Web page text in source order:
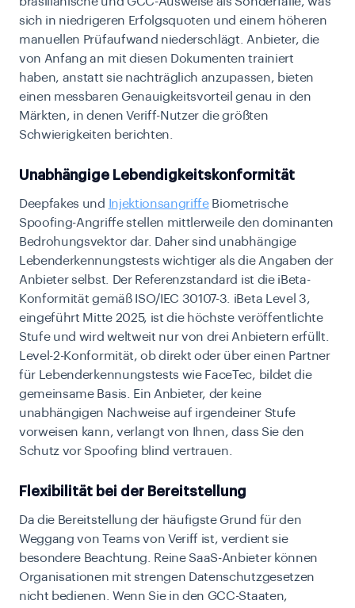
sich in niedrigeren Erfolgsquoten und einem höheren
manuellen Prüfaufwand niederschlägt. Anbieter, die
von Anfang an mit diesen Dokumenten trainiert
haben, anstatt sie nachträglich anzupassen, bieten
einen messbaren Genauigkeitsvorteil genau in den
Märkten, in denen Veriff-Nutzer die größten
Schwierigkeiten berichten.
Unabhängige Lebendigkeitskonformität
Deepfakes und InjektionsangriffeBiometrische
Spoofing-Angriffe stellen mittlerweile den dominanten
Bedrohungsvektor dar. Daher sind unabhängige
Lebenderkennungstests wichtiger als die Angaben der
Anbieter selbst. Der Referenzstandard ist die iBeta-
Konformität gemäß ISO/IEC 30107-3. iBeta Level 3,
eingeführt Mitte 2025, ist die höchste veröffentlichte
Stufe und wird weltweit nur von drei Anbietern erfüllt.
Level-2-Konformität, ob direkt oder über einen Partner
für Lebenderkennungstests wie FaceTec, bildet die
gemeinsame Basis. Ein Anbieter, der keine
unabhängigen Nachweise auf irgendeiner Stufe
vorweisen kann, verlangt von Ihnen, dass Sie den
Schutz vor Spoofing blind vertrauen.
Flexibilität bei der Bereitstellung
Da die Bereitstellung der häufigste Grund für den
Weggang von Teams von Veriff ist, verdient sie
besondere Beachtung. Reine SaaS-Anbieter können
Organisationen mit strengen Datenschutzgesetzen
nicht bedienen. Wenn Sie in den GCC-Staaten,